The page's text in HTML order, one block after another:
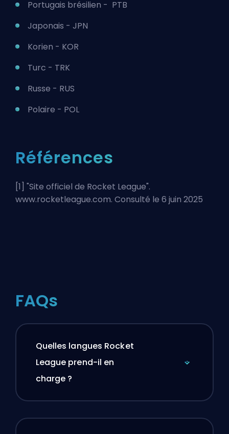
Portugais brésilien - PTB
Japonais - JPN
Korien - KOR
Turc - TRK
Russe - RUS
Polaire - POL
Références
[1] "Site officiel de Rocket League".
www.rocketleague.com. Consulté le 6 juin 2025
FAQs
Quelles langues Rocket
League prend-il en
charge ?